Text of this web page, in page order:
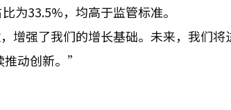
为33.5%，均高于监管标准。
增强了我们的增长基础。未来，我们将
动创新。”